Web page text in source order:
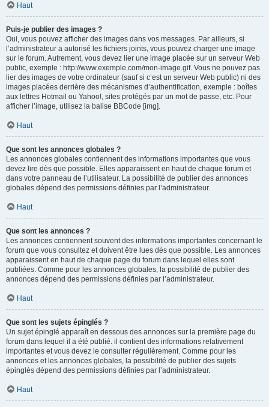
Haut
Puis-je publier des images ?
Oui, vous pouvez afficher des images dans vos messages. Par ailleurs, si
l’administrateur a autorisé les fichiers joints, vous pouvez charger une image
sur le forum. Autrement, vous devez lier une image placée sur un serveur Web
public, exemple : http://www.exemple.com/mon-image.gif. Vous ne pouvez pas
lier des images de votre ordinateur (sauf si c’est un serveur Web public) ni des
images placées derrière des mécanismes d’authentification, exemple : boîtes
aux lettres Hotmail ou Yahoo!, sites protégés par un mot de passe, etc. Pour
afficher l’image, utilisez la balise BBCode [img].
Haut
Que sont les annonces globales ?
Les annonces globales contiennent des informations importantes que vous
devez lire dès que possible. Elles apparaissent en haut de chaque forum et
dans votre panneau de l’utilisateur. La possibilité de publier des annonces
globales dépend des permissions définies par l’administrateur.
Haut
Que sont les annonces ?
Les annonces contiennent souvent des informations importantes concernant le
forum que vous consultez et doivent être lues dès que possible. Les annonces
apparaissent en haut de chaque page du forum dans lequel elles sont
publiées. Comme pour les annonces globales, la possibilité de publier des
annonces dépend des permissions définies par l’administrateur.
Haut
Que sont les sujets épinglés ?
Un sujet épinglé apparaît en dessous des annonces sur la première page du
forum dans lequel il a été publié. il contient des informations relativement
importantes et vous devez le consulter régulièrement. Comme pour les
annonces et les annonces globales, la possibilité de publier des sujets
épinglés dépend des permissions définies par l’administrateur.
Haut